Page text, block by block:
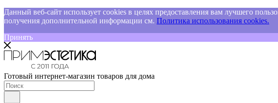
Данный веб-сайт использует cookies в целях предоставления вам лучшего
получения дополнительной информации см. Политика использования cookies.
Принять
Готовый интернет-магазин товаров для дома